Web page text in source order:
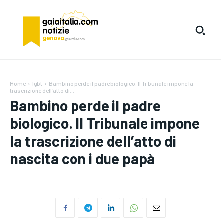
Home lgbt
Bambino perde il padre biologico. Il Tribunale impone la
trascrizione dell’atto di...
Bambino perde il padre
biologico. Il Tribunale impone
la trascrizione dell’atto di
nascita con i due papà